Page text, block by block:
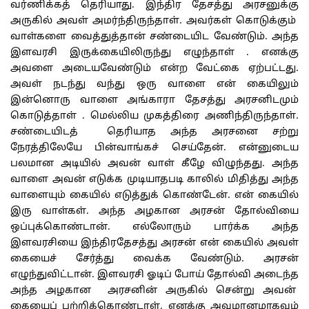
வர்ணிக்கத் தெரியாது. இந்திர தேசத்து அரசனுக்கு
அருகில் அவள் அமர்ந்திருந்தாள். அவர்கள் கொடுக்கும்
வாள்களை வைத்துத்தான் சண்டையிட வேண்டும். அந்த
இளவரசி இருக்கையிலிருந்து எழுந்தாள் . எனக்கு
அவளை அடையவேண்டும் என்ற வேட்கை ஏற்பட்டது.
அவள் நடந்து வந்து ஒரு வாளை என் கையிலும்
இன்னொரு வாளை அங்காரா தேசத்து அரசனிடமும்
கொடுத்தாள் . மெல்லிய முகத்திரை அணிந்திருந்தாள்.
சண்டையிடத் தெரியாத அந்த அரசனை சற்று
நேரத்திலேயே பின்வாங்கச் செய்தேன். என்னுடைய
பலமான அடியில் அவன் வாள் கீழே விழுந்தது. அந்த
வாளை அவன் எடுக்க முடியாதபடி காலில் மிதித்து அந்த
வாளையும் கையில் எடுத்துக் கொண்டேன். என் கையில்
இரு வாள்கள். அந்த அழகான அரசன் தோல்வியை
ஒப்புக்கொண்டான். எல்லோரும் பார்க்க அந்த
இளவரசியை இந்திரதேசத்து அரசன் என் கையில் அவள்
கையைச் சேர்த்து வைக்க வேண்டும். அரசன்
எழுந்துவிட்டான். இளவரசி ஓடிப் போய் தோல்வி அடைந்த
அந்த அழகான அரசனின் அருகில் சென்று அவன்